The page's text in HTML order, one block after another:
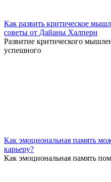
Как развить критическое
советы от Дайаны Халперн
Развитие критического
успешного
Как эмоциональная память
карьеру?
Как эмоциональная память